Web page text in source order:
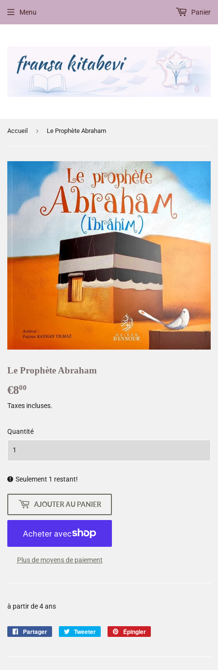
Menu Panier
Accueil › Le Prophète Abraham
Le Prophète Abraham
€800
Taxes incluses.
Quantité
Seulement 1 restant!
AJOUTER AU PANIER
Plus de moyens de paiement
à partir de 4 ans
Partager
PartagerTweeter
Tweeter
Épingler